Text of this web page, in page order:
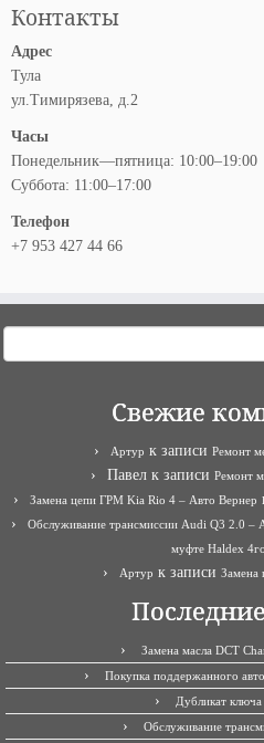
Контакты
Адрес
Тула
ул.Тимирязева, д.2
Часы
Понедельник—пятница: 10:00–19:00
Суббота: 11:00–17:00
Телефон
+7 953 427 44 66
Свежие
Артур к записи Ремонт
Павел к записи Ремонт
Замена цепи ГРМ Kia Rio 4 – Авто Вернер
Обслуживание трансмиссии Audi Q3 2.0 –
муфте Haldex
Артур к записи Замена
Замена масла DCT
Покупка поддержанного
Дубликат
Обслуживание